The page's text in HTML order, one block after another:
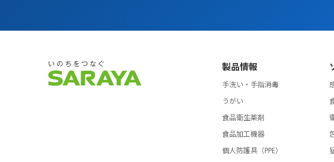
製品情報
手洗い・手指消毒
うがい
食品衛生薬剤
食品加工機器
個人防護具（PPE）